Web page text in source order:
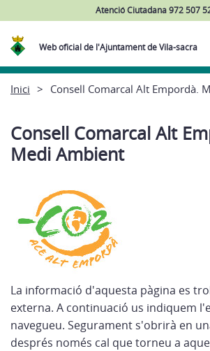
Atenció Ciutadana 972 507
Web oficial de l'Ajuntament de Vila-sacra
Inici Consell Comarcal Alt Empordà.
Consell Comarcal Alt
Medi Ambient
La informació d'aquesta pàgina es
externa. A continuació us indiquem
navegueu. Segurament s'obrirà en
després només cal que torneu a